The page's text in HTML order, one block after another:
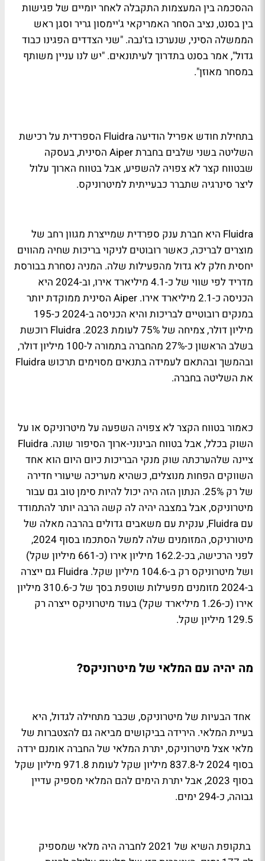
ההסכמה בין המעצמות התקבלה לאחר יומיים של פגישות
בין בסנט, נציב הסחר האמריקאי ג'יימסון גריר וסגן ראש
הממשלה הסיני, שנערכו בז'נבה. "שני הצדדים הפגינו כבוד
גדול", אמר בסנט בתדרוך לעיתונאים. "יש לנו עניין משותף
במסחר מאוזן".
בתחילת חודש אפריל הודיעה Fluidra הספרדית על רכישת
השליטה בשני שלבים בחברת Aiper הסינית, בעסקה
שבטווח קצר לא צפויה להשפיע, אבל בטווח הארוך עלול
ליצר סינרגיה שתברר כבעייתית למיטרוניקס.
Fluidra היא חברת ענק ספרדית שמייצרת מגוון רחב של
מוצרים לבריכה, כאשר רובוטים לניקוי בריכות שחיה מהווים
יחסית חלק לא גדול מהפעילות שלה. המניה נסחרת בבורסת
מדריד לפי שווי של כ-4.1 מיליארד אירו, וב-2024 היא
הכניסה כ-2.1 מיליארד אירו. Aiper הסינית ממוקדת יותר
במנקים רובוטיים לבריכות והיא הכניסה ב-2024 כ-195
מיליון דולר, צמיחה של 75% לעומת 2023. Fluidra רוכשת
בשלב הראשון כ-27% מהחברה בתמורה ל-100 מיליון דולר,
ובהמשך ובהתאם לעמידה בתנאים מסוימים תרכוש Fluidra
את השליטה בחברה.
כאמור בטווח הקצר לא צפויה השפעה על מיטרוניקס או על
השוק בכלל, אבל בטווח הבינוני-ארוך הסיפור שונה. Fluidra
ציינה שלהערכתה שוק מנקי הבריכות כיום היום הוא אחד
השווקים הפחות מנוצלים, כשהיא מעריכה שיעורי חדירה
של רק 25%. הנתון הזה היה יכול להיות סימן טוב גם עבור
מיטרוניקס, אבל במצבה יהיה לה קשה הרבה יותר להתמודד
עם Fluidra, ענקית עם משאבים גדולים בהרבה מאלה של
מיטורניקס, המזומנים שלה למשל הסתכמו בסוף 2024,
לפני הרכישה, בכ-162.2 מיליון אירו (כ-661 מיליון שקל)
ושל מיטרוניקס רק ב-104.6 מיליון שקל. Fluidra גם ייצרה
ב-2024 מזומנים מפעילות שוטפת בסך של כ-310.6 מיליון
אירו (כ-1.26 מיליארד שקל) בעוד מיטרוניקס ייצרה רק
129.5 מיליון שקל.
מה יהיה עם המלאי של מיטרוניקס?
אחד הבעיות של מיטרוניקס, שכבר מתחילה לגדול, היא
בעיית המלאי. הירידה בביקושים מביאה גם להצטברות של
מלאי אצל מיטרוניקס, יתרת המלאי של החברה אומנם ירדה
בסוף 2024 ל-837.8 מיליון שקל לעומת 971.8 מיליון שקל
בסוף 2023, אבל יתרת הימים להם המלאי מספיק עדיין
גבוהה, כ-294 ימים.
בתקופת השיא של 2021 לחברה היה מלאי שמספיק